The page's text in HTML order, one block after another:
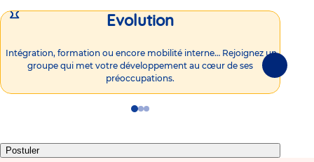
Evolution
Intégration, formation ou encore mobilité interne… Rejoignez un
groupe qui met votre développement au cœur de ses
préoccupations.
Go
1
Go
2
Go
3
Postuler